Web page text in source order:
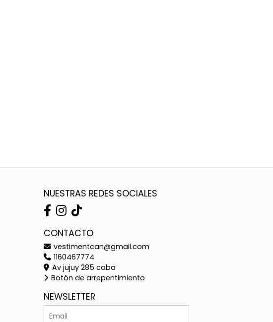
NUESTRAS REDES SOCIALES
CONTACTO
vestimentcan@gmail.com
1160467774
Av jujuy 285 caba
Botón de arrepentimiento
NEWSLETTER